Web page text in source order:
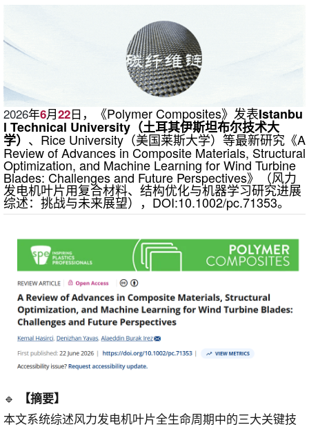
2026年6月22日 ，《Polymer Composites》发表Istanbu
l Technical University（土耳其伊斯坦布尔技术大
学） 、Rice University（美国莱斯大学）等最新研究《A
Review of Advances in Composite Materials, Structural
Optimization, and Machine Learning for Wind Turbine
Blades: Challenges and Future Perspectives》（风力
发电机叶片用复合材料、结构优化与机器学习研究进展
综述：挑战与未来展望），DOI:10.1002/pc.71353。
🔹 【摘要】
本文系统综述风力发电机叶片全生命周期中的三大关键技